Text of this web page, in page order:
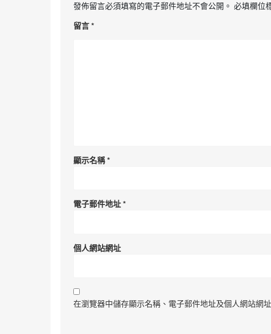
發佈留言必須填寫的電子郵件地址不會公開。 必填欄位
留言*
顯示名稱*
電子郵件地址*
個人網站網址
在瀏覽器中儲存顯示名稱、電子郵件地址及個人網站網